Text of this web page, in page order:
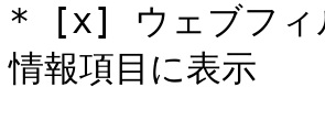
* [x] ウェブフィ
情報項目に表示